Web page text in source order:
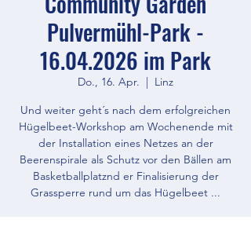
Pulvermühl-Park -
16.04.2026 im Park
Do., 16. Apr.
  |
Linz
Und weiter geht´s nach dem erfolgreichen
Hügelbeet-Workshop am Wochenende mit
der Installation eines Netzes an der
Beerenspirale als Schutz vor den Bällen am
Basketballplatznd er Finalisierung der
Grassperre rund um das Hügelbeet ...